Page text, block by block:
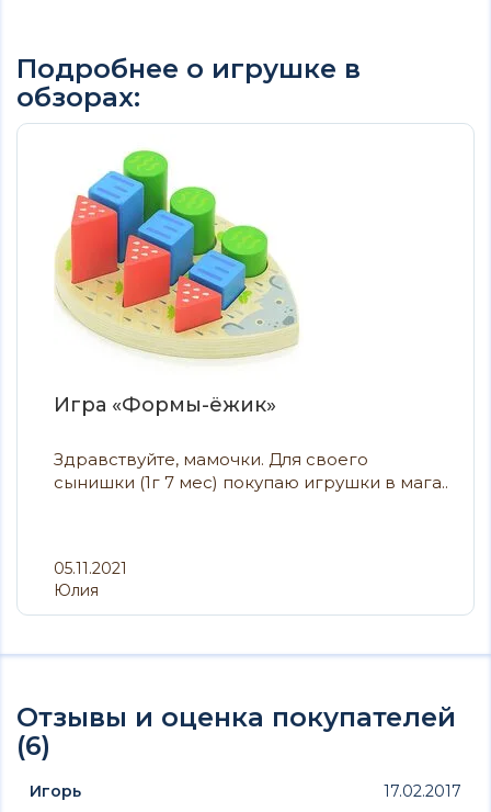
Подробнее о игрушке в
обзорах:
Игра «Формы-ёжик»
Здравствуйте, мамочки. Для своего
сынишки (1г 7 мес) покупаю игрушки в мага..
05.11.2021
Юлия
Отзывы и оценка покупателей
(6)
Игорь 17.02.2017